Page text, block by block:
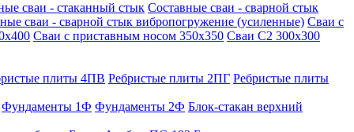
сваи - стаканный стык Составные сваи - сварной стык
сваи - сварной стык вибропогружение (усиленные) Сваи с
Сваи с приставным носом 350х350 Сваи С2 300х300
плиты 4ПВ Ребристые плиты 2ПГ Ребристые плиты
Фундаменты 1Ф Фундаменты 2Ф Блок-стакан верхний